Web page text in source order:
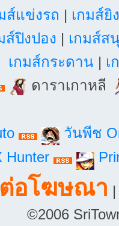
ส์แข่งรถ | เกมส์ยิ
ส์ปิงปอง | เกมส์ส
เกมส์กระดาน | เ
ดาราเกาหลี
วันพีช
Hunter
อโฆษณา
©2006